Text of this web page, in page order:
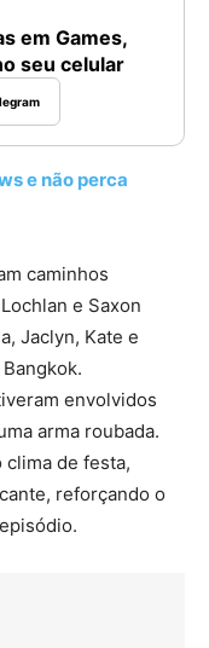
em Games,
seu celular
e não perca
caminhos
e Saxon
Jaclyn, Kate e
envolvidos
arma roubada.
clima de festa,
reforçando o